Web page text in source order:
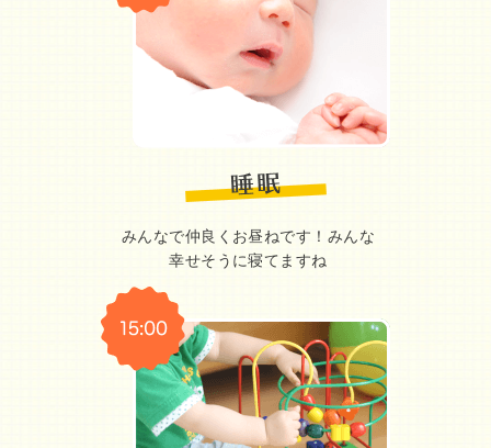
みんなで仲良くお昼ねです！みんな
幸せそうに寝てますね